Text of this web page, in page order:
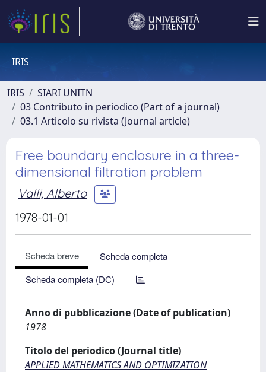
IRIS
IRIS
SIARI UNITN
03 Contributo in periodico (Part of a journal)
03.1 Articolo su rivista (Journal article)
Free boundary enclosure in a three-
dimensional filtration problem
Valli, Alberto
1978-01-01
Scheda breve
Scheda completa
Scheda completa (DC)
Anno di pubblicazione (Date of publication)
1978
Titolo del periodico (Journal title)
APPLIED MATHEMATICS AND OPTIMIZATION